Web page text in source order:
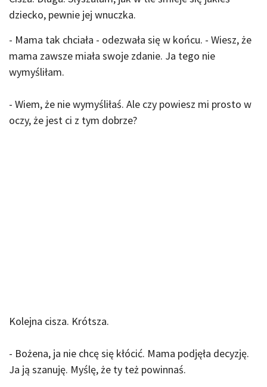
dziecko, pewnie jej wnuczka.
- Mama tak chciała - odezwała się w końcu. - Wiesz, że
mama zawsze miała swoje zdanie. Ja tego nie
wymyśliłam.
- Wiem, że nie wymyśliłaś. Ale czy powiesz mi prosto w
oczy, że jest ci z tym dobrze?
Kolejna cisza. Krótsza.
- Bożena, ja nie chcę się kłócić. Mama podjęła decyzję.
Ja ją szanuję. Myślę, że ty też powinnaś.